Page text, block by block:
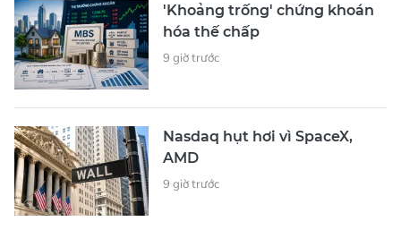
'Khoảng trống' chứng khoán
hóa thế chấp
9 giờ trước
Nasdaq hụt hơi vì SpaceX,
AMD
9 giờ trước